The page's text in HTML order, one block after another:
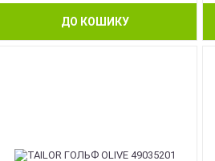
ДО КОШИКУ